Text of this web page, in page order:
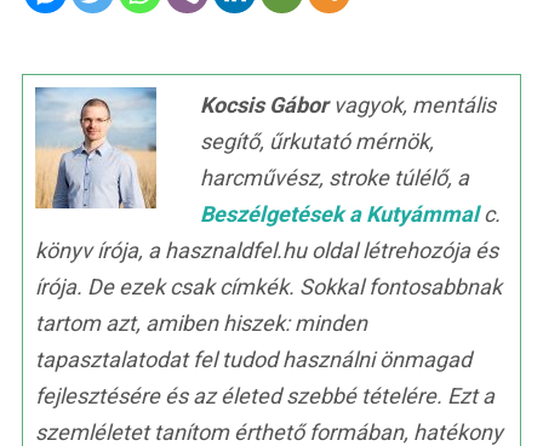
Kocsis Gáborvagyok, mentális
segítő, űrkutató mérnök,
harcművész, stroke túlélő, a
Beszélgetések a Kutyámmalc.
könyv írója, a hasznaldfel.hu oldal létrehozója és
írója. De ezek csak címkék. Sokkal fontosabbnak
tartom azt, amiben hiszek: minden
tapasztalatodat fel tudod használni önmagad
fejlesztésére és az életed szebbé tételére. Ezt a
szemléletet tanítom érthető formában, hatékony